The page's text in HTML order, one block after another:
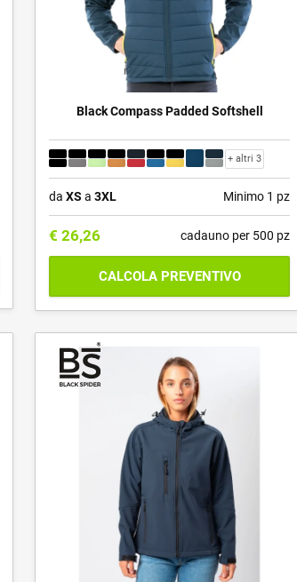
Black Compass Padded Softshell
+ altri 3
da XS a 3XL Minimo 1 pz
€ 26,26 cadauno per 500 pz
CALCOLA PREVENTIVO